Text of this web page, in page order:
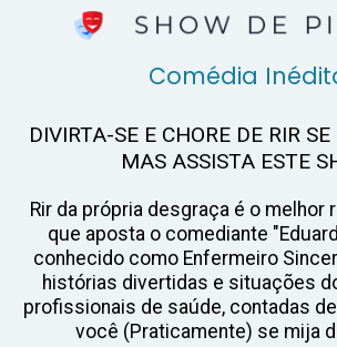
Comédia
DIVIRTA-SE E CHORE DE RIR SE
MAS ASSISTA ESTE
Rir da própria desgraça é o melhor
que aposta o comediante
conhecido como Enfermeiro
histórias divertidas e situações
profissionais de saúde, contadas
você (Praticamente) se mija